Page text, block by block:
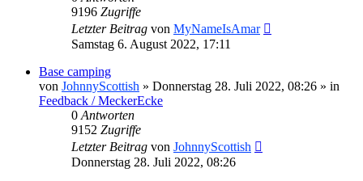
9196 Zugriffe
Letzter Beitrag von MyNameIsAmar
Samstag 6. August 2022, 17:11
Base camping
von JohnnyScottish » Donnerstag 28. Juli 2022, 08:26 » in
Feedback / MeckerEcke
0 Antworten
9152 Zugriffe
Letzter Beitrag von JohnnyScottish
Donnerstag 28. Juli 2022, 08:26